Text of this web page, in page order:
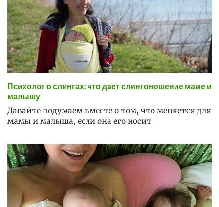
Психолог о слингах: что дает слингоношение маме и
малышу
Давайте подумаем вместе о том, что меняется для
мамы и малыша, если она его носит